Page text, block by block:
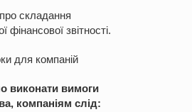
складання
фінансової звітності.
для компаній
виконати вимоги
компаніям слід: